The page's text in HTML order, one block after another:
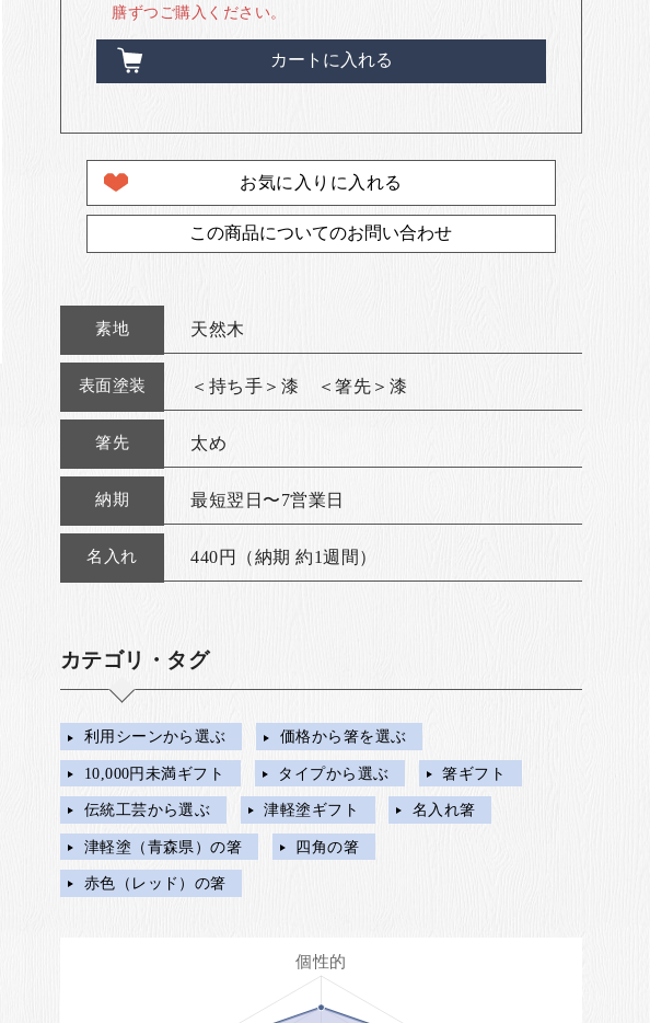
膳ずつご購入ください。
カートに入れる
お気に入りに入れる
この商品についてのお問い合わせ
素地 天然木
表面塗装 ＜持ち手＞漆 ＜箸先＞漆
箸先 太め
納期 最短翌日〜7営業日
名入れ 440円（納期 約1週間）
カテゴリ・タグ
利用シーンから選ぶ 価格から箸を選ぶ
10,000円未満ギフト タイプから選ぶ 箸ギフト
伝統工芸から選ぶ 津軽塗ギフト 名入れ箸
津軽塗（青森県）の箸 四角の箸
赤色（レッド）の箸